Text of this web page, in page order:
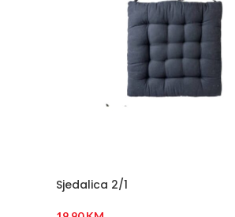
Sjedalica 2/1